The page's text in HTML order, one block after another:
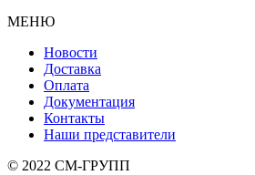
МЕНЮ
Новости
Доставка
Оплата
Документация
Контакты
Наши представители
© 2022 СМ-ГРУПП